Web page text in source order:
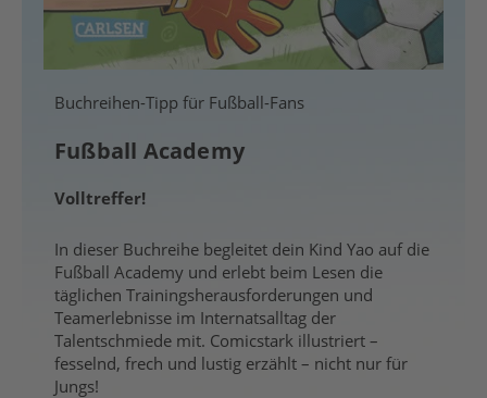
Buchreihen-Tipp für Fußball-Fans
Fußball Academy
Volltreffer!
In dieser Buchreihe begleitet dein Kind Yao auf die
Fußball Academy und erlebt beim Lesen die
täglichen Trainingsherausforderungen und
Teamerlebnisse im Internatsalltag der
Talentschmiede mit. Comicstark illustriert –
fesselnd, frech und lustig erzählt – nicht nur für
Jungs!